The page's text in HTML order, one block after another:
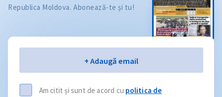
Republica Moldova. Abonează-te și tu!
+ Adaugă email
Am citit și sunt de acord cu politica de